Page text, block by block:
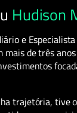
Hudison
e
mais de três
trajetória, tive